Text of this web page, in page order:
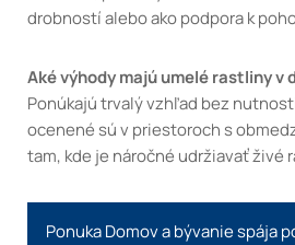
drobností alebo ako podpora k
Aké výhody majú umelé rastliny v
Ponúkajú trvalý vzhľad bez
ocenené sú v priestoroch s
tam, kde je náročné udržiavať živé
Ponuka Domov a bývanie spája